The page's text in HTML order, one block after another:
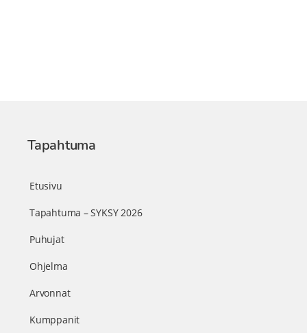
Tapahtuma
Etusivu
Tapahtuma – SYKSY 2026
Puhujat
Ohjelma
Arvonnat
Kumppanit